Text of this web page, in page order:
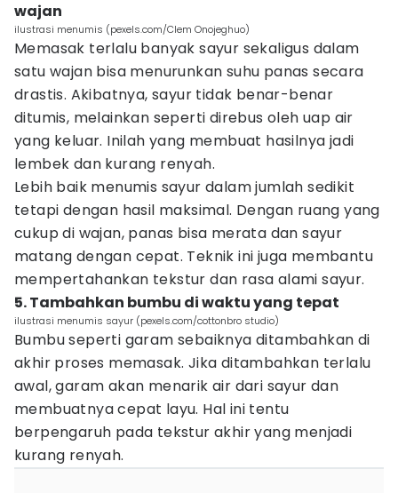
wajan
ilustrasi menumis (pexels.com/Clem Onojeghuo)
Memasak terlalu banyak sayur sekaligus dalam
satu wajan bisa menurunkan suhu panas secara
drastis. Akibatnya, sayur tidak benar-benar
ditumis, melainkan seperti direbus oleh uap air
yang keluar. Inilah yang membuat hasilnya jadi
lembek dan kurang renyah.
Lebih baik menumis sayur dalam jumlah sedikit
tetapi dengan hasil maksimal. Dengan ruang yang
cukup di wajan, panas bisa merata dan sayur
matang dengan cepat. Teknik ini juga membantu
mempertahankan tekstur dan rasa alami sayur.
5. Tambahkan bumbu di waktu yang tepat
ilustrasi menumis sayur (pexels.com/cottonbro studio)
Bumbu seperti garam sebaiknya ditambahkan di
akhir proses memasak. Jika ditambahkan terlalu
awal, garam akan menarik air dari sayur dan
membuatnya cepat layu. Hal ini tentu
berpengaruh pada tekstur akhir yang menjadi
kurang renyah.